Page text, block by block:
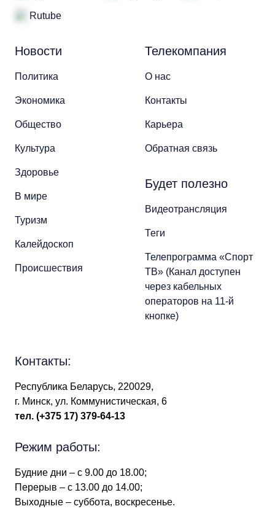
Новости
Политика
Экономика
Общество
Культура
Здоровье
В мире
Туризм
Калейдоскоп
Происшествия
Телекомпания
О нас
Контакты
Карьера
Обратная связь
Будет полезно
Видеотрансляция
Теги
Телепрограмма «Спорт
ТВ» (Канал доступен
через кабельных
операторов на 11-й
кнопке)
Rutube
Контакты:
Республика Беларусь, 220029,
г. Минск, ул. Коммунистическая, 6
тел. (+375 17) 379-64-13
Режим работы:
Будние дни – с 9.00 до 18.00;
Перерыв – с 13.00 до 14.00;
Выходные – суббота, воскресенье.